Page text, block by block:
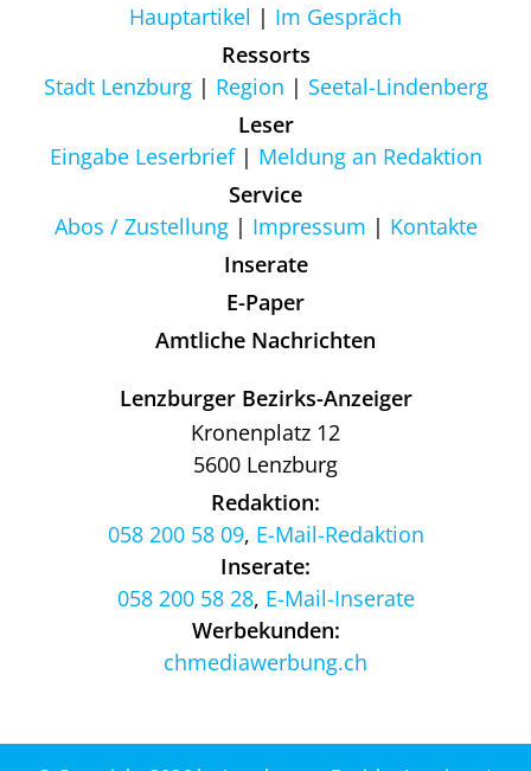
Hauptartikel
Im Gespräch
Ressorts
Stadt Lenzburg
Region
Seetal-Lindenberg
Leser
Eingabe Leserbrief
Meldung an Redaktion
Service
Abos / Zustellung
Impressum
Kontakte
Inserate
E-Paper
Amtliche Nachrichten
Lenzburger Bezirks-Anzeiger
Kronenplatz 12
5600 Lenzburg
Redaktion:
058 200 58 09, E-Mail-Redaktion
Inserate:
058 200 58 28, E-Mail-Inserate
Werbekunden:
chmediawerbung.ch